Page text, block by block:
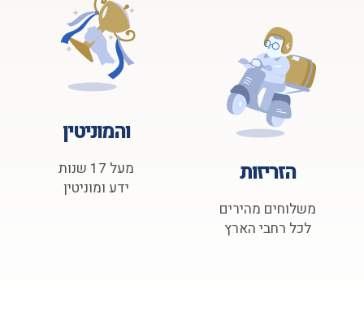
הזריזות
משלוחים מהירים
לכל רחבי הארץ
והמוניטין
מעל 17 שנות
ידע ומוניטין